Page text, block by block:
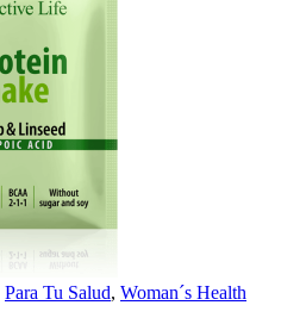
Para Tu Salud, Woman´s Health